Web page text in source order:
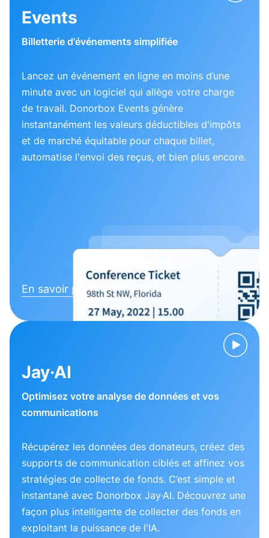
Events
Billetterie d'événements simplifiée
Lancez un événement en ligne en moins d’une
minute avec un logiciel qui allège votre charge
de travail. Donorbox Events génère
instantanément les valeurs déductibles d'impôts
et de marché équitable pour chaque billet,
automatise l'envoi des reçus, et bien plus encore.
En savoir plus
Jay·AI
Optimisez votre analyse de données et vos
communications
Récupérez les données des donateurs, créez des
supports de communication ciblés et affinez vos
stratégies de collecte de fonds. C’est simple et
instantané avec Donorbox Jay·AI. Découvrez une
façon plus intelligente de collecter des fonds en
exploitant la puissance de l'IA.